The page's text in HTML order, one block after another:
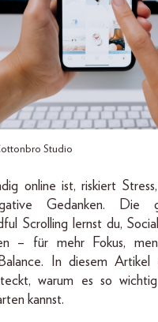
Studio
online ist, riskiert
Gedanken. Die
Scrolling lernst du,
– für mehr Fokus,
In diesem Artikel
warum es so
kannst.